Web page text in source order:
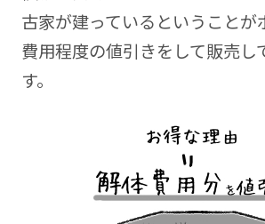
古家が建っているということが
費用程度の値引きをして販売し
す。